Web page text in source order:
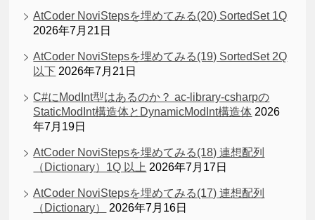
AtCoder NoviStepsを埋めてみる(20) SortedSet 1Q
2026年7月21日
AtCoder NoviStepsを埋めてみる(19) SortedSet 2Q
以下 2026年7月21日
C#にModInt型はあるのか？ ac-library-csharpの
StaticModInt構造体とDynamicModInt構造体 2026
年7月19日
AtCoder NoviStepsを埋めてみる(18) 連想配列
（Dictionary）1Q 以上 2026年7月17日
AtCoder NoviStepsを埋めてみる(17) 連想配列
（Dictionary）
2026年7月16日